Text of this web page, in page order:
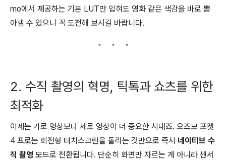
mo에서 제공하는 기본 LUT만 입혀도 영화 같은 색감을 바로 뽑
아낼 수 있으니 꼭 도전해 보시길 바랍니다.
2. 수직 촬영의 혁명, 틱톡과 쇼츠를 위한
최적화
이제는 가로 영상보다 세로 영상이 더 중요한 시대죠. 오즈모 포켓
4 프로는 회전형 터치스크린을 돌리는 것만으로 즉시 네이티브 수
직 촬영 모드로 전환됩니다. 단순히 화면만 자르는 게 아니라 센서